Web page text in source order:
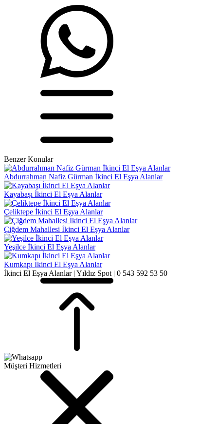
Benzer Konular
Abdurrahman Nafiz Gürman İkinci El Eşya Alanlar
Kayabaşı İkinci El Eşya Alanlar
Çeliktepe İkinci El Eşya Alanlar
Çiğdem Mahallesi İkinci El Eşya Alanlar
Yeşilce İkinci El Eşya Alanlar
Kumkapı İkinci El Eşya Alanlar
İkinci El Eşya Alanlar | Yıldız Spot | 0 543 592 53 50
Müşteri Hizmetleri